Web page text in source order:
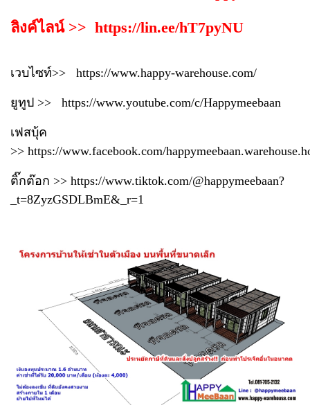
ลิงค์ไลน์ >> https://lin.ee/hT7pyNU
เวบไซท์>> https://www.happy-warehouse.com/
ยูทูป >> https://www.youtube.com/c/Happymeebaan
เฟสบุ้ค
>> https://www.facebook.com/
ติ๊กต๊อก >> https://www.tiktok.com/@happymeebaan?
_t=8ZyzGSDLBmE&_r=1